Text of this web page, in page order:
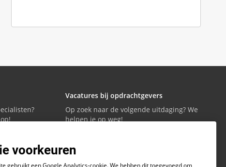
Vacatures bij opdrachtgevers
Op zoek naar de volgende uitdaging? We
helpen je op weg!
Vacatures bekijken
voorkeuren
gebruikt een Google Analytics-cookie. We hebben dit toegevoegd om